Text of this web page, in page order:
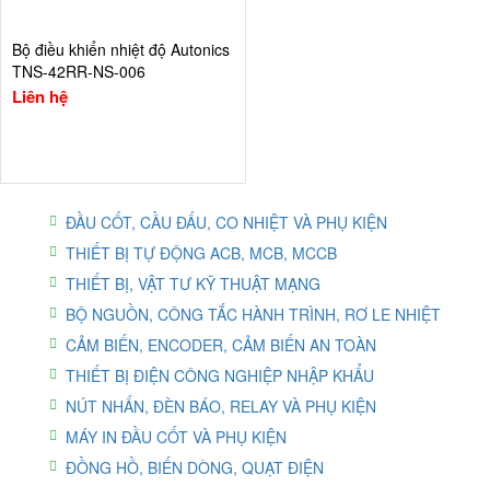
Bộ điều khiển nhiệt độ Autonics
TNS-42RR-NS-006
Liên hệ
ĐẦU CỐT, CẦU ĐẤU, CO NHIỆT VÀ PHỤ KIỆN
THIẾT BỊ TỰ ĐỘNG ACB, MCB, MCCB
THIẾT BỊ, VẬT TƯ KỸ THUẬT MẠNG
BỘ NGUỒN, CÔNG TẮC HÀNH TRÌNH, RƠ LE NHIỆT
CẢM BIẾN, ENCODER, CẢM BIẾN AN TOÀN
THIẾT BỊ ĐIỆN CÔNG NGHIỆP NHẬP KHẨU
NÚT NHẤN, ĐÈN BÁO, RELAY VÀ PHỤ KIỆN
MÁY IN ĐẦU CỐT VÀ PHỤ KIỆN
ĐỒNG HỒ, BIẾN DÒNG, QUẠT ĐIỆN